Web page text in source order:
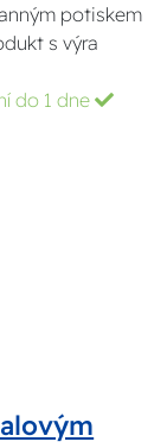
potiskem
s výra
do 1 dne